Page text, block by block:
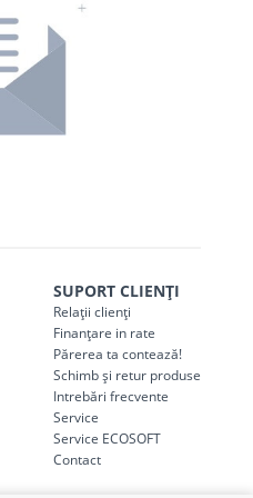
SUPORT CLIENȚI
Relații clienți
Finanțare in rate
Părerea ta contează!
Schimb și retur produse
Intrebări frecvente
Service
Service ECOSOFT
Contact